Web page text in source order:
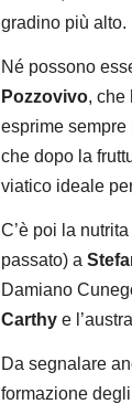
gradino più alto.
Né possono
Pozzovivo, che
esprime sempre
che dopo la
viatico ideale
C’è poi la
passato) a
Damiano
Carthye
Da segnalare
formazione